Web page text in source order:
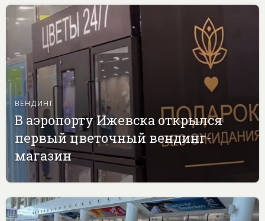
ВЕНДИНГ
В аэропорту Ижевска открылся
первый цветочный вендинг-
магазин